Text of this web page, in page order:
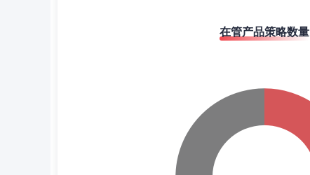
在管产品策略数量